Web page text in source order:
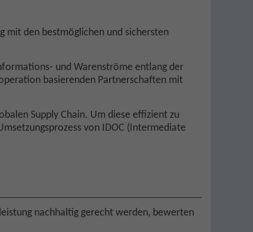
mit den bestmöglichen und sichersten
und Warenströme entlang der
basierenden Partnerschaften mit
Supply Chain. Um diese effizient zu
von IDOC (Intermediate
nachhaltig gerecht werden, bewerten